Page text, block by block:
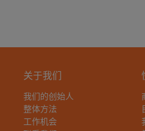
关于我们
我们的创始人
整体方法
工作机会